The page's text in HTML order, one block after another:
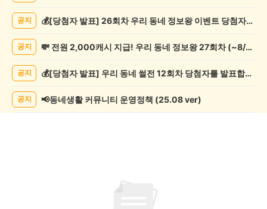
록
공지 💰[당첨자 발표] 26회차 우리 동네 정보왕 이벤트 당첨자를 발표합니다!
공지 💸 전원 2,000캐시 지급! 우리 동네 정보왕 27회차 (~8/10)
공지 💰[당첨자 발표] 우리 동네 썰전 12회차 당첨자를 발표합니다!
공지 📢동네생활 커뮤니티 운영정책 (25.08 ver)